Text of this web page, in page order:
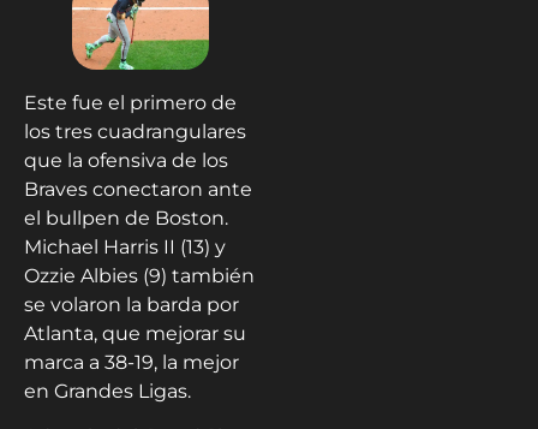
Este fue el primero de
los tres cuadrangulares
que la ofensiva de los
Braves conectaron ante
el bullpen de Boston.
Michael Harris II (13) y
Ozzie Albies (9) también
se volaron la barda por
Atlanta, que mejorar su
marca a 38-19, la mejor
en Grandes Ligas.